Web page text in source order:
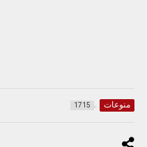
منوعات 1715